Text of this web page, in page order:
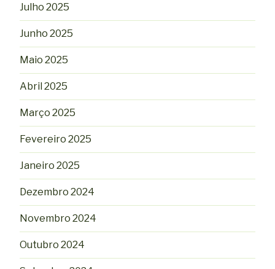
Julho 2025
Junho 2025
Maio 2025
Abril 2025
Março 2025
Fevereiro 2025
Janeiro 2025
Dezembro 2024
Novembro 2024
Outubro 2024